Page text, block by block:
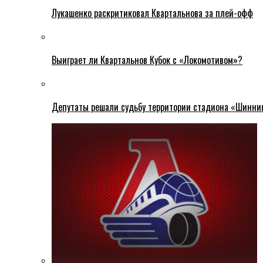
Лукашенко раскритиковал Квартальнова за плей-офф
Выиграет ли Квартальнов Кубок с «Локомотивом»?
Депутаты решали судьбу территории стадиона